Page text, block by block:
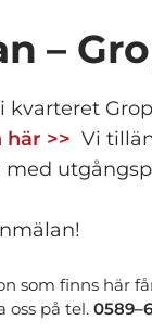
–
kvarteret
>> Vi
som finns här
oss på tel.